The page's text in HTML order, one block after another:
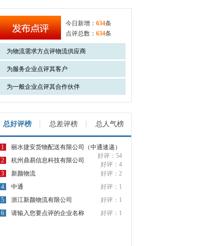
今日新增： 634条
点评总数： 634条
为物流需求方点评物流供应商
为服务企业点评其客户
为一般企业点评其合作伙伴
总好评榜 总差评榜 总人气榜
1
丽水捷安货物配送有限公司（中通速递）
好评：54
2 杭州鼎易信息科技有限公司
好评：4
3
新颜物流
好评：2
4
中通
好评：1
5
浙江新颜物流有限公司
好评：1
6
请输入您要点评的企业名称 好评：1